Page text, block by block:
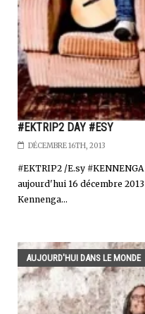
#EKTRIP2 DAY #ESY
DÉCEMBRE 16TH, 2013
#EKTRIP2 /E.sy
aujourd'hui 16 décembre
Kennenga...
AUJOURD'HUI DANS LE MONDE